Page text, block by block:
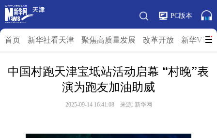
PC版本
首页 新华社看天津 聚焦高质量发展 改革开放 新华V访
中国村跑天津宝坻站活动启幕 “村晚”表
演为跑友加油助威
2025-09-14 16:41:08 来源: 新华网